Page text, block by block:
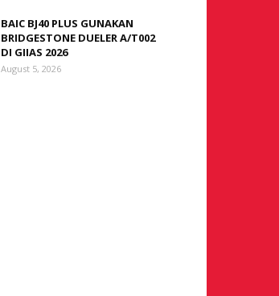
BAIC BJ40 PLUS GUNAKAN
BRIDGESTONE DUELER A/T002
DI GIIAS 2026
August 5, 2026